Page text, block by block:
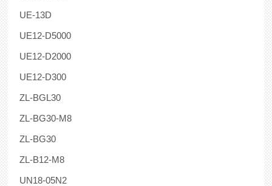
UE-13D
UE12-D5000
UE12-D2000
UE12-D300
ZL-BGL30
ZL-BG30-M8
ZL-BG30
ZL-B12-M8
UN18-05N2